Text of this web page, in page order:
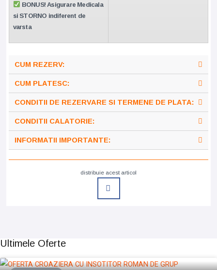
BONUS! Asigurare Medicala
si STORNO indiferent de
varsta
CUM REZERV:
CUM PLATESC:
CONDITII DE REZERVARE SI TERMENE DE PLATA:
CONDITII CALATORIE:
INFORMATII IMPORTANTE:
distribuie acest articol
Ultimele Oferte